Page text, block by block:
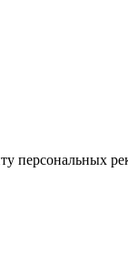
персональных